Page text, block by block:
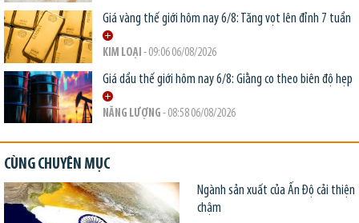
Giá vàng thế giới hôm nay 6/8: Tăng vọt lên đỉnh 7 tuần
KIM LOẠI - 09:06 06/08/2026
Giá dầu thế giới hôm nay 6/8: Giằng co theo biên độ hẹp
NĂNG LƯỢNG - 08:58 06/08/2026
CÙNG CHUYÊN MỤC
Ngành sản xuất của Ấn Độ cải thiện
chậm